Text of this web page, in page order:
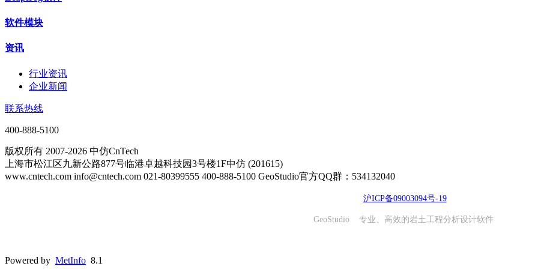
软件模块
资讯
行业资讯
企业新闻
联系热线
400-888-5100
版权所有 2007-2026 中仿CnTech
上海市松江区九新公路877号临港卓越科技园3号楼1F中仿 (201615)
www.cntech.com info@cntech.com 021-80399555 400-888-5100 GeoStudio官方QQ群：534132040
沪ICP备09003094号-19
GeoStudio 专业、高效的岩土工程分析设计软件
Powered by MetInfo 8.1